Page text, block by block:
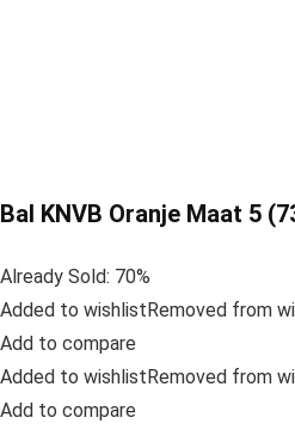
Bal KNVB Oranje Maat 5
Already Sold: 70%
Added to wishlistRemoved from
Add to compare
Added to wishlistRemoved from
Add to compare